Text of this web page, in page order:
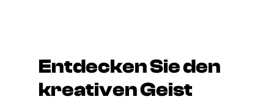
Entdecken Sie den
kreativen Geist